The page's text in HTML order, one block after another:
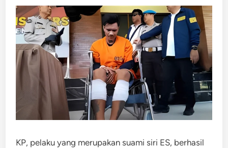
KP, pelaku yang merupakan suami siri ES, berhasil